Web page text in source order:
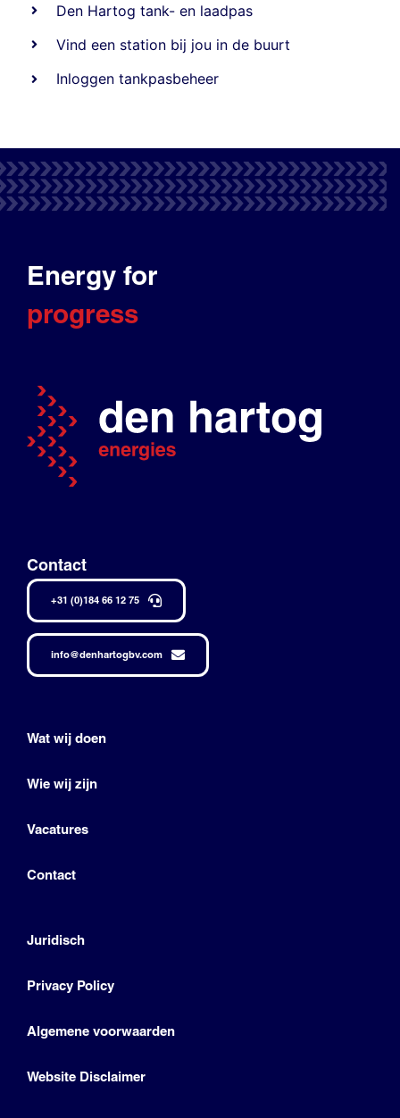
Den Hartog tank- en laadpas
Vind een station bij jou in de buurt
Inloggen tankpasbeheer
Energy for
progress
Contact
+31 (0)184 66 12 75
info@denhartogbv.com
Wat wij doen
Wie wij zijn
Vacatures
Contact
Juridisch
Privacy Policy
Algemene voorwaarden
Website Disclaimer